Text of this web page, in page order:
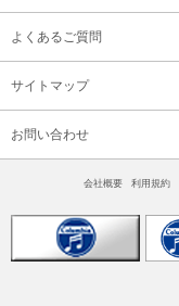
よくあるご質問
サイトマップ
お問い合わせ
会社概要 利用規約